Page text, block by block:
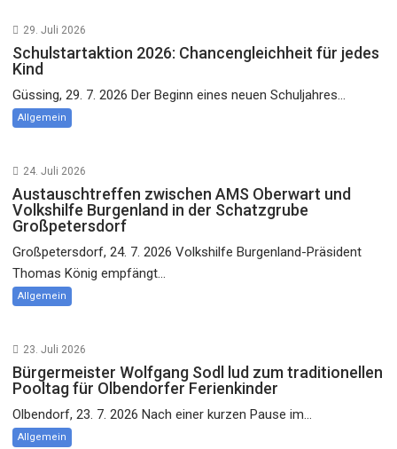
29. Juli 2026
Schulstartaktion 2026: Chancengleichheit für jedes
Kind
Güssing, 29. 7. 2026 Der Beginn eines neuen Schuljahres...
Allgemein
24. Juli 2026
Austauschtreffen zwischen AMS Oberwart und
Volkshilfe Burgenland in der Schatzgrube
Großpetersdorf
Großpetersdorf, 24. 7. 2026 Volkshilfe Burgenland-Präsident
Thomas König empfängt...
Allgemein
23. Juli 2026
Bürgermeister Wolfgang Sodl lud zum traditionellen
Pooltag für Olbendorfer Ferienkinder
Olbendorf, 23. 7. 2026 Nach einer kurzen Pause im...
Allgemein